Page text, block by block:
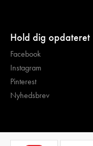
Hold dig opdateret
Facebook
Instagram
Pinterest
Nyhedsbrev